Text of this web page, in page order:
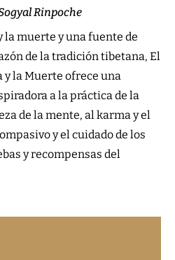
Rinpoche
la muerte y una fuente de
de la tradición tibetana, El
y la Muerte ofrece una
a la práctica de la
de la mente, al karma y el
y el cuidado de los
y recompensas del